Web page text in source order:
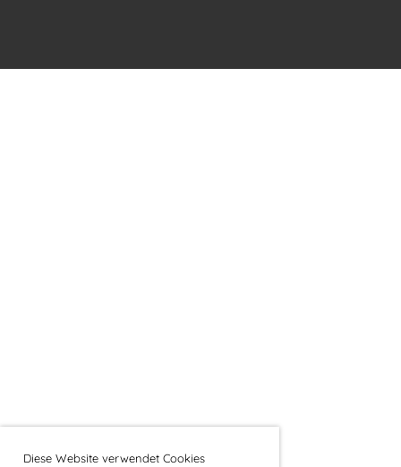
Diese Website verwendet Cookies